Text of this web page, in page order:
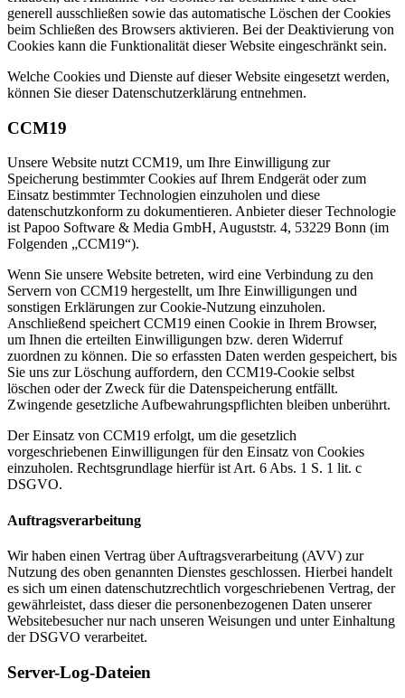
generell ausschließen sowie das automatische Löschen der Cookies
beim Schließen des Browsers aktivieren. Bei der Deaktivierung von
Cookies kann die Funktionalität dieser Website eingeschränkt sein.
Welche Cookies und Dienste auf dieser Website eingesetzt werden,
können Sie dieser Datenschutzerklärung entnehmen.
CCM19
Unsere Website nutzt CCM19, um Ihre Einwilligung zur
Speicherung bestimmter Cookies auf Ihrem Endgerät oder zum
Einsatz bestimmter Technologien einzuholen und diese
datenschutzkonform zu dokumentieren. Anbieter dieser Technologie
ist Papoo Software & Media GmbH, Auguststr. 4, 53229 Bonn (im
Folgenden „CCM19“).
Wenn Sie unsere Website betreten, wird eine Verbindung zu den
Servern von CCM19 hergestellt, um Ihre Einwilligungen und
sonstigen Erklärungen zur Cookie-Nutzung einzuholen.
Anschließend speichert CCM19 einen Cookie in Ihrem Browser,
um Ihnen die erteilten Einwilligungen bzw. deren Widerruf
zuordnen zu können. Die so erfassten Daten werden gespeichert, bis
Sie uns zur Löschung auffordern, den CCM19-Cookie selbst
löschen oder der Zweck für die Datenspeicherung entfällt.
Zwingende gesetzliche Aufbewahrungspflichten bleiben unberührt.
Der Einsatz von CCM19 erfolgt, um die gesetzlich
vorgeschriebenen Einwilligungen für den Einsatz von Cookies
einzuholen. Rechtsgrundlage hierfür ist Art. 6 Abs. 1 S. 1 lit. c
DSGVO.
Auftragsverarbeitung
Wir haben einen Vertrag über Auftragsverarbeitung (AVV) zur
Nutzung des oben genannten Dienstes geschlossen. Hierbei handelt
es sich um einen datenschutzrechtlich vorgeschriebenen Vertrag, der
gewährleistet, dass dieser die personenbezogenen Daten unserer
Websitebesucher nur nach unseren Weisungen und unter Einhaltung
der DSGVO verarbeitet.
Server-Log-Dateien